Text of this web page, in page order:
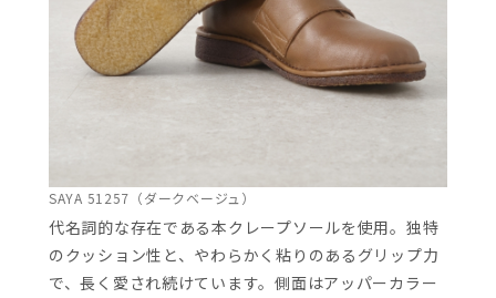
SAYA 51257（ダークベージュ）
代名詞的な存在である本クレープソールを使用。独特
のクッション性と、やわらかく粘りのあるグリップ力
で、長く愛され続けています。側面はアッパーカラー